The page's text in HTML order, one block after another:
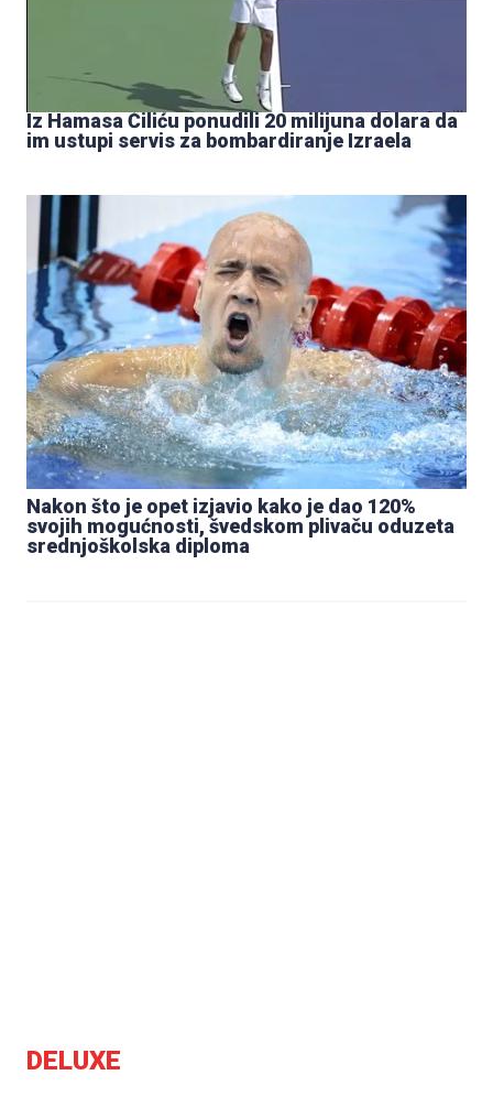
Iz Hamasa Čiliću ponudili 20 milijuna dolara da
im ustupi servis za bombardiranje Izraela
Nakon što je opet izjavio kako je dao 120%
svojih mogućnosti, švedskom plivaču oduzeta
srednjoškolska diploma
DELUXE